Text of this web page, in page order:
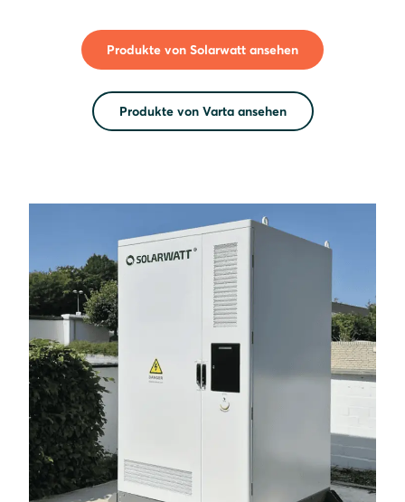
Produkte von Solarwatt ansehen
Produkte von Varta ansehen